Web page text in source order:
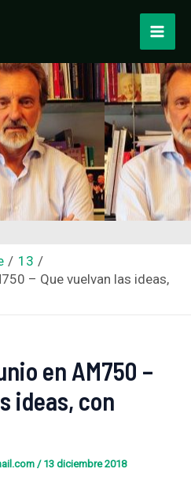
13
– Que vuelvan las ideas,
en AM750 –
ideas, con
/ 13 diciembre 2018